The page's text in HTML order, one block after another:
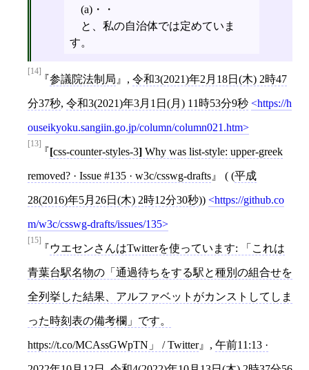
(a)・・
と、私の自治体では定めていま
す。
[14]
参議院法制局 , 令和3(2021)年2月18日(木) 2時47
分37秒, 令和3(2021)年3月1日(月) 11時53分9秒 https://h
ouseikyoku.sangiin.go.jp/column/column021.htm
[13]
[css-counter-styles-3] Why was list-style: upper-greek
removed? · Issue #135 · w3c/csswg-drafts ( (平成
28(2016)年5月26日(木) 2時12分30秒)) https://github.co
m/w3c/csswg-drafts/issues/135
[15]
ウエセンさんはTwitterを使っています: 「これは
青葉台駅名物の「通過待ちをする駅と種別の組合せを
全列挙した結果、アルファベットがカンストしてしま
った時刻表の備考欄」です。
https://t.co/MCAssGWpTN」 / Twitter , 午前11:13 ·